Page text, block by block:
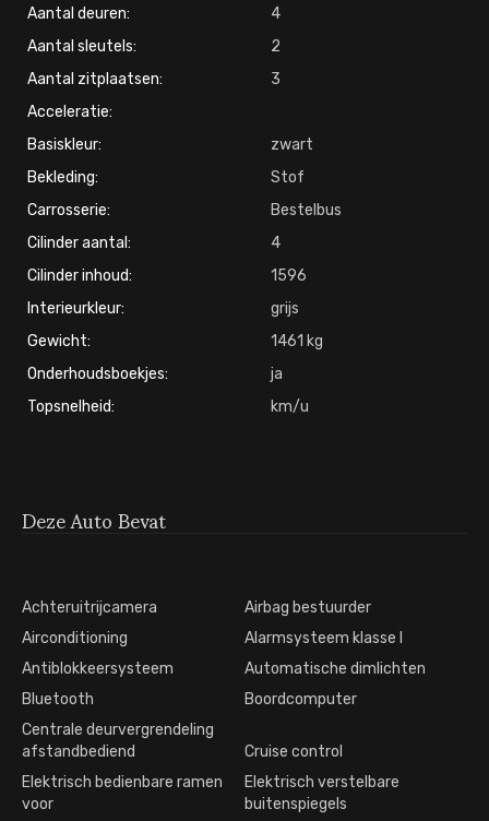
Aantal deuren:
4
Aantal sleutels:
2
Aantal zitplaatsen:
3
Acceleratie:
Basiskleur:
zwart
Bekleding:
Stof
Carrosserie:
Bestelbus
Cilinder aantal:
4
Cilinder inhoud:
1596
Interieurkleur:
grijs
Gewicht:
1461
Onderhoudsboekjes:
ja
Topsnelheid:
Deze Auto Bevat
Achteruitrijcamera
Airbag bestuurder
Airconditioning
Alarmsysteem klasse I
Antiblokkeersysteem
Automatische dimlichten
Bluetooth
Boordcomputer
Centrale deurvergrendeling
afstandbediend
Cruise control
Elektrisch bedienbare ramen
voor
Elektrisch verstelbare
buitenspiegels